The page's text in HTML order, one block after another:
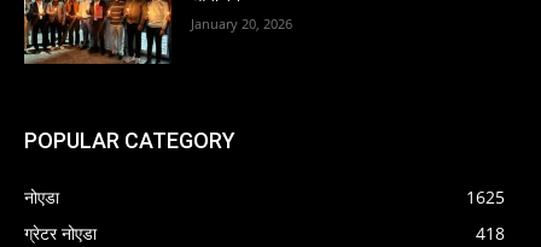
January 20, 2026
POPULAR CATEGORY
नोएडा
1625
ग्रेटर नोएडा
418